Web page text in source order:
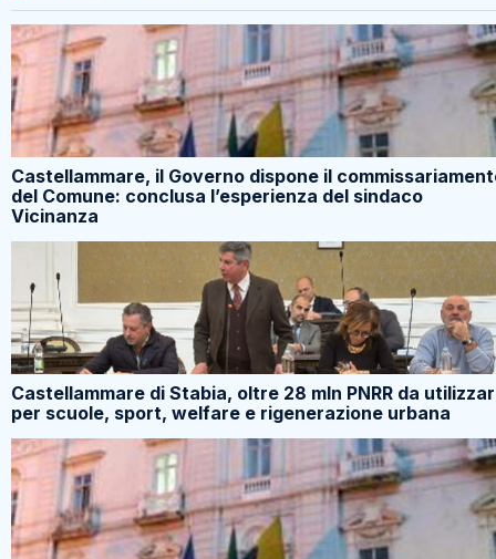
Castellammare, il Governo dispone il
del Comune: conclusa l’esperienza del sindaco
Vicinanza
Castellammare di Stabia, oltre 28 mln PNRR da
per scuole, sport, welfare e rigenerazione urbana